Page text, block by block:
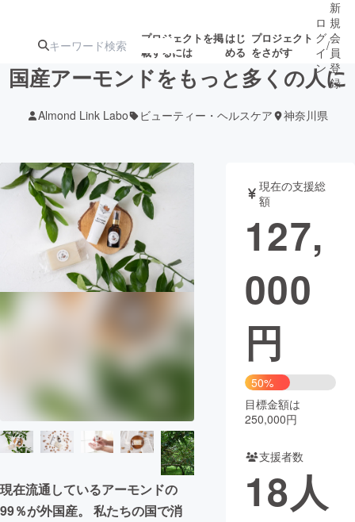
プロジェクトを掲
載するには
はじ
める
プロジェクト
をさがす
アート・写真
テクノロジー・ガジェット ゲーム・サ
書籍・雑誌
まちづくり・地域活性化
CAMPFIRE for Social Good
CAMPFIREふるさと納税machi-ya コミュニティ
ロ
グ
イ
ン
/
新
規
会
員
登
録
国産アーモンドをもっと多くの人に
Almond Link Labo ビューティー・ヘルスケア 神奈川県
現在流通しているアーモンドの
99％が外国産。 私たちの国で消
現在の支援総
額
127,
000
円
50%
目標金額は
250,000円
支援者数
18人